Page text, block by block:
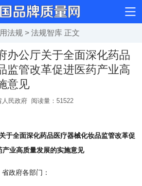
法规 > 法规智库 正文
办公厅关于全面深化药品
监管改革促进医药产业高
意见
人民政府 阅读量： 51522
于全面深化药品医疗器械化妆品监管改革促
产业高质量发展的实施意见
政府各部门：